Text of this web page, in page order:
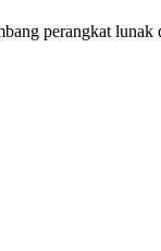
perangkat